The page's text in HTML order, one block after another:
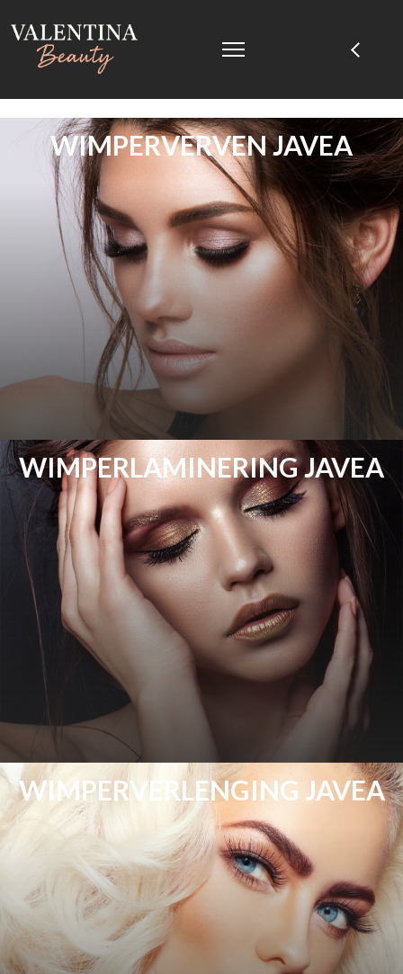
WIMPERVERVEN JAVEA
WIMPERLAMINERING JAVEA
WIMPERVERLENGING JAVEA